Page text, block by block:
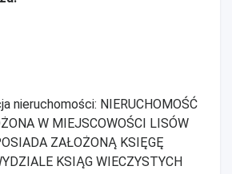
nieruchomości: NIERUCHOMOŚĆ
W MIEJSCOWOŚCI LISÓW
ZAŁOŻONĄ KSIĘGĘ
KSIĄG WIECZYSTYCH